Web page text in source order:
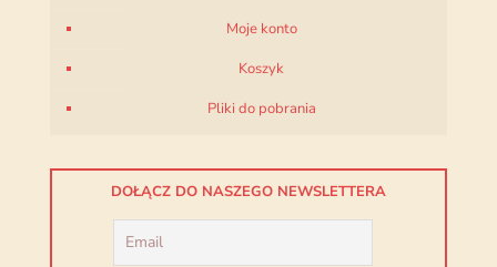
Moje konto
Koszyk
Pliki do pobrania
DOŁĄCZ DO NASZEGO NEWSLETTERA